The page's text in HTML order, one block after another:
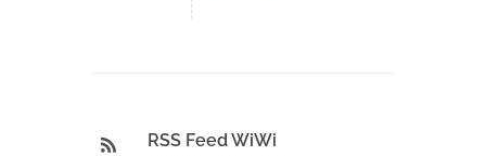
RSS Feed WiWi